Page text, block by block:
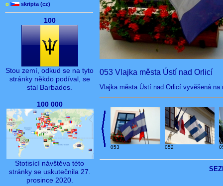
o skripta (cz)
100
Stou zemí, odkud se na tyto
stránky někdo podíval, se
stal Barbados.
100 000
Stotisící návštěva této
stránky se uskutečnila 27.
prosince 2020.
053 Vlajka města Ústí nad Orlicí
Vlajka města Ústí nad Orlicí vyvěšená
053 052